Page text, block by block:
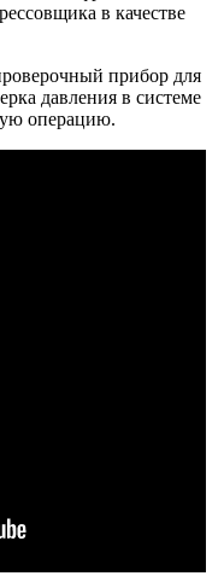
в качестве
прибор для
давления в системе
операцию.